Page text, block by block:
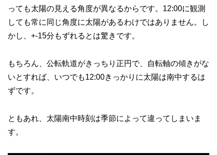
っても太陽の見える角度が異なるからです。12:00に観測
しても常に同じ角度に太陽があるわけではありません。し
かし、+-15分もずれるとは驚きです。
もちろん、公転軌道がきっちり正円で、自転軸の傾きがな
いとすれば、いつでも12:00きっかりに太陽は南中するは
ずです。
ともあれ、太陽南中時刻は季節によって違ってしまいま
す。